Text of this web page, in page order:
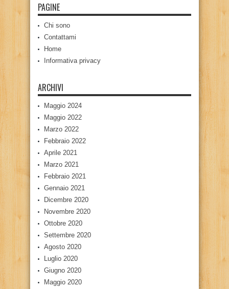
PAGINE
Chi sono
Contattami
Home
Informativa privacy
ARCHIVI
Maggio 2024
Maggio 2022
Marzo 2022
Febbraio 2022
Aprile 2021
Marzo 2021
Febbraio 2021
Gennaio 2021
Dicembre 2020
Novembre 2020
Ottobre 2020
Settembre 2020
Agosto 2020
Luglio 2020
Giugno 2020
Maggio 2020